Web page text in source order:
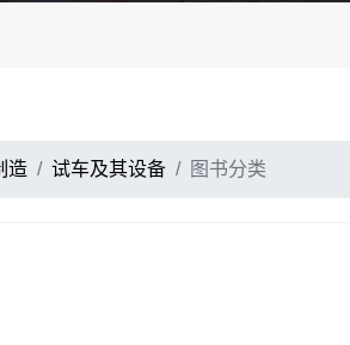
造 试车及其设备 图书分类